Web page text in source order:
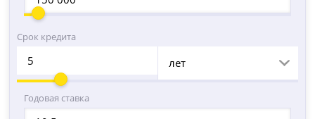
Срок кредита
лет
Годовая ставка